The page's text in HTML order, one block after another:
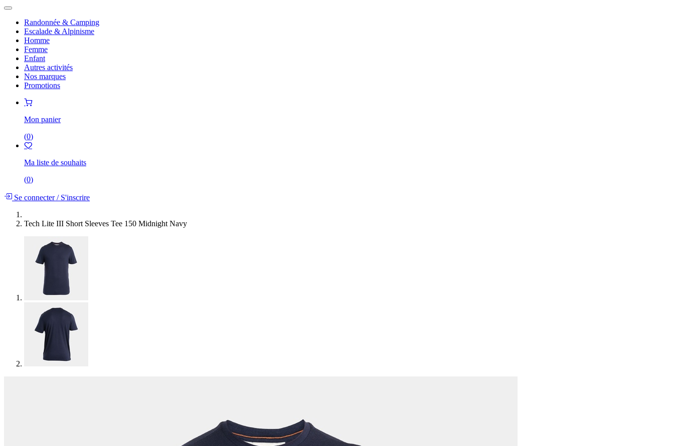
Randonnée & Camping
Escalade & Alpinisme
Homme
Femme
Enfant
Autres activités
Nos marques
Promotions
Mon panier
(0)
Ma liste de souhaits
(0)
Se connecter/S'inscrire
Tech Lite III Short Sleeves Tee 150 Midnight Navy